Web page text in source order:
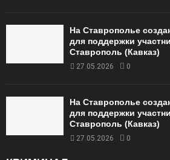
На Ставрополье
для поддержки
Ставрополь (Кавказ)
27.05.2026 0
На Ставрополье
для поддержки
Ставрополь (Кавказ)
27.05.2026 0